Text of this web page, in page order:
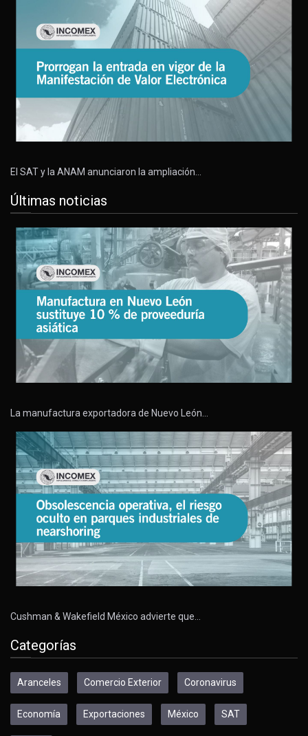
El SAT y la ANAM anunciaron la ampliación…
Últimas noticias
La manufactura exportadora de Nuevo León…
Cushman & Wakefield México advierte que…
Categorías
Aranceles Comercio Exterior Coronavirus
Economía Exportaciones México SAT